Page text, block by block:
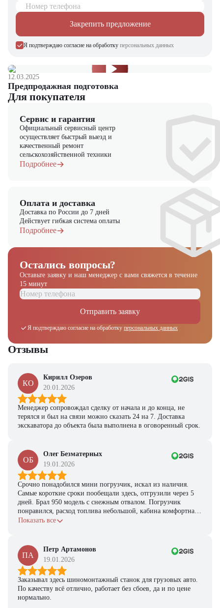
Офисные центры – доставка грузов и канцелярских
принадлежностей
Почему стоит выбрать JAC CDD12-20-2 Compact?
Компактность – минимальные габариты для работы в узких
Мощность – достойная грузоподъемность в компактном корпусе
Экономичность – низкие эксплуатационные расходы
Удобство – интуитивное управление и обслуживание
Надежность – проверенные временем компоненты и сборка
предлагающий новые модели складского оборудования с гарантией.
У нас вы найдете: широкий выбор спецтехники, вилочных
погрузчиков, малой складской техники, навесного оборудования,
запчасти для долгосрочной эксплуатации, профессиональные
консультации по выбору техники.
Номер телефона
Закрепить предложение
Я подтверждаю согласие на обработку персональных данных
12.03.2025
Предпродажная подготовка
Для покупателя
Сервис и гарантия
Официальный сервисный центр
осуществляет быстрый выезд и
качественный ремонт
сельскохозяйственной техники
Подробнее
Оплата и доставка
Доставка по России до 7 дней
Действует гибкая система оплаты
Подробнее
Остались вопросы?
Оставьте заявку и наш менеджер с вами свяжется в течение
15 минут
Отправить заявку
Я подтверждаю согласие на обработку персональных данных
Отзывы
КО
Кирилл Озеров
20.01.2026
Менеджер сопровождал сделку от начала и до конца, не
терялся и был на связи можно сказать 24 на 7. Доставка
экскаватора до объекта была выполнена в оговоренный срок.
ОБ
Олег Безматерных
19.01.2026
Срочно понадобился мини погрузчик, искал из наличия.
Самые короткие сроки пообещали здесь, отгрузили через 5
дней. Брал 950 модель с снежным отвалом. Погрузчик
понравился, расход топлива небольшой, кабина комфортная,
с задачами справляется.
Показать все
ПА
Петр Артамонов
19.01.2026
Заказывал здесь шиномонтажный станок для грузовых авто.
По качеству всё отлично, работает без сбоев, да и по цене
нормально.